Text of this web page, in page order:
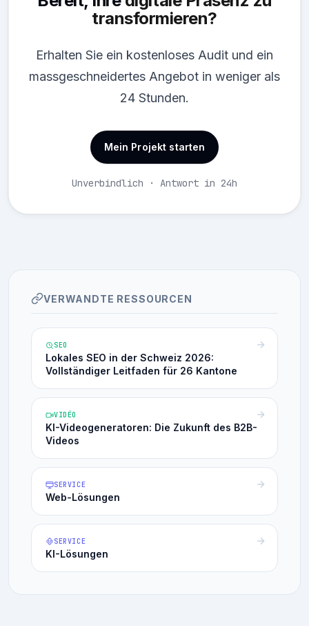
transformieren?
Erhalten Sie ein kostenloses Audit und ein
massgeschneidertes Angebot in weniger als
24 Stunden.
Mein Projekt starten
Unverbindlich · Antwort in 24h
VERWANDTE RESSOURCEN
SEO
Lokales SEO in der Schweiz 2026:
Vollständiger Leitfaden für 26 Kantone
VIDÉO
KI-Videogeneratoren: Die Zukunft des B2B-
Videos
SERVICE
Web-Lösungen
SERVICE
KI-Lösungen